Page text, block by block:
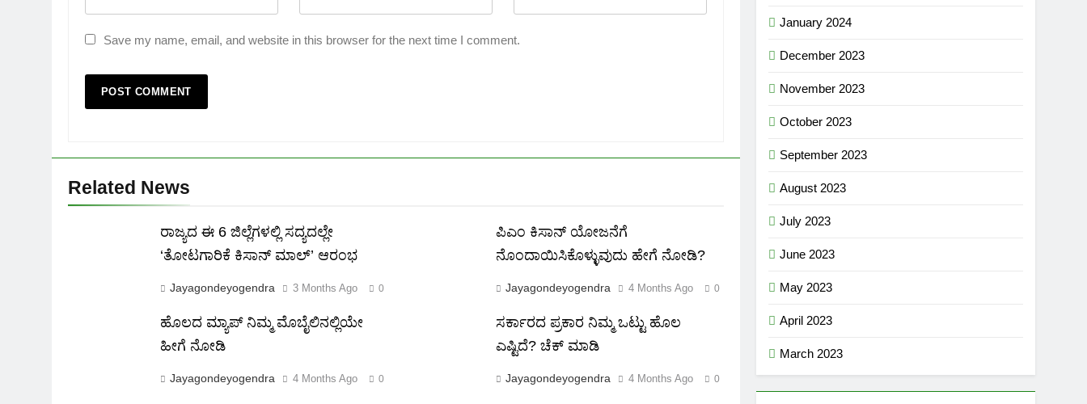
Save my name, email, and website in this browser for the next time I comment.
Related News
ರಾಜ್ಯದ ಈ 6 ಜಿಲ್ಲೆಗಳಲ್ಲಿ ಸದ್ಯದಲ್ಲೇ
‘ತೋಟಗಾರಿಕೆ ಕಿಸಾನ್ ಮಾಲ್‌’ ಆರಂಭ
Jayagondeyogendra 3 Months Ago 0
ಪಿಎಂ ಕಿಸಾನ್ ಯೋಜನೆಗೆ
ನೊಂದಾಯಿಸಿಕೊಳ್ಳುವುದು ಹೇಗೆ ನೋಡಿ?
Jayagondeyogendra 4 Months Ago 0
ಹೊಲದ ಮ್ಯಾಪ್ ನಿಮ್ಮ ಮೊಬೈಲಿನಲ್ಲಿಯೇ
ಹೀಗೆ ನೋಡಿ
Jayagondeyogendra 4 Months Ago 0
ಸರ್ಕಾರದ ಪ್ರಕಾರ ನಿಮ್ಮ ಒಟ್ಟು ಹೊಲ
ಎಷ್ಟಿದೆ? ಚೆಕ್ ಮಾಡಿ
Jayagondeyogendra 4 Months Ago 0
January 2024
December 2023
November 2023
October 2023
September 2023
August 2023
July 2023
June 2023
May 2023
April 2023
March 2023